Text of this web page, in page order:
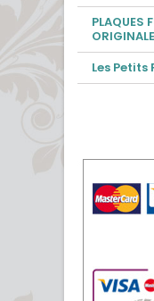
PLAQUES
Les Petits